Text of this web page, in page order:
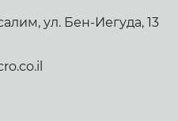
ул. Бен-Иегуда, 13